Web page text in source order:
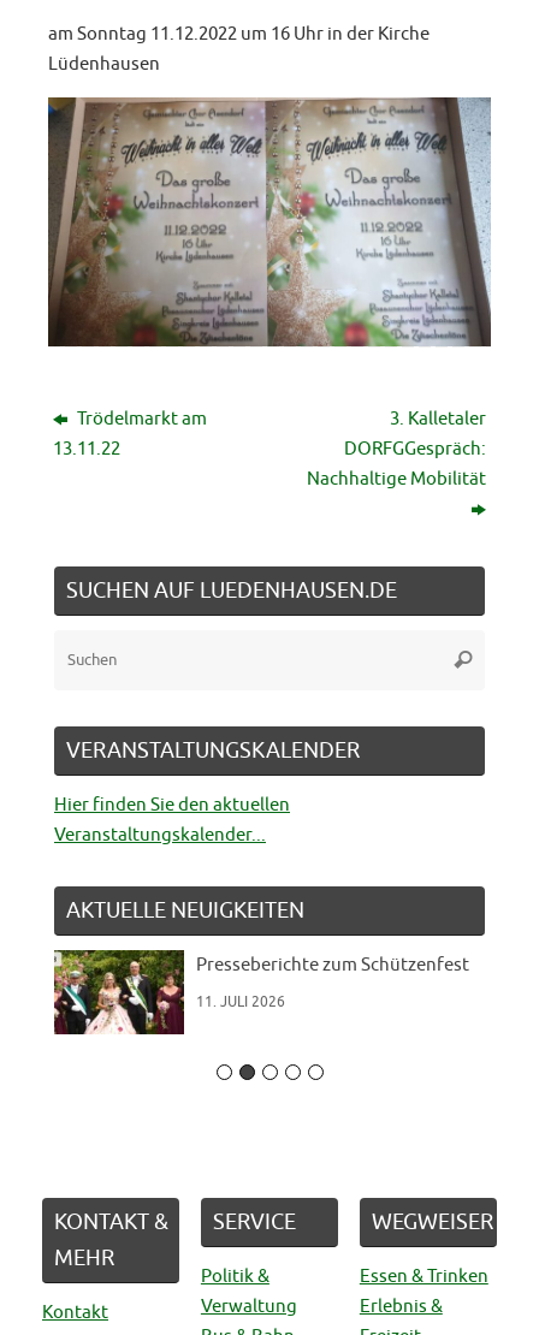
am Sonntag 11.12.2022 um 16 Uhr in der Kirche
Lüdenhausen
Trödelmarkt am
13.11.22
3. Kalletaler
DORFGGespräch:
Nachhaltige Mobilität
SUCHEN AUF LUEDENHAUSEN.DE
Suchen
VERANSTALTUNGSKALENDER
Hier finden Sie den aktuellen
Veranstaltungskalender...
AKTUELLE NEUIGKEITEN
Presseberichte zum Schützenfest
11. JULI 2026
KONTAKT &
MEHR
Kontakt
SERVICE
Politik &
Verwaltung
WEGWEISER
Essen & Trinken
Erlebnis &